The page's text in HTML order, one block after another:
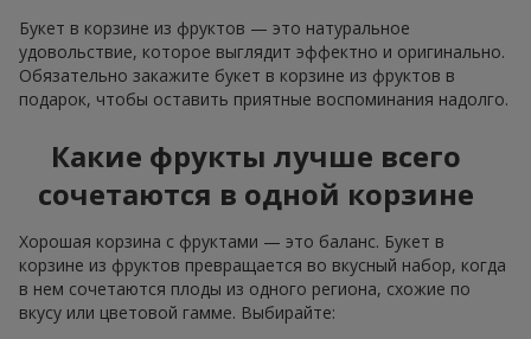
Букет в корзине из фруктов — это натуральное
удовольствие, которое выглядит эффектно и оригинально.
Обязательно закажите букет в корзине из фруктов в
подарок, чтобы оставить приятные воспоминания надолго.
Какие фрукты лучше всего
сочетаются в одной корзине
Хорошая корзина с фруктами — это баланс. Букет в
корзине из фруктов превращается во вкусный набор, когда
в нем сочетаются плоды из одного региона, схожие по
вкусу или цветовой гамме. Выбирайте: